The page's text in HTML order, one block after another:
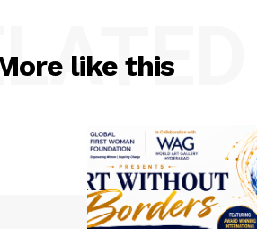
like this